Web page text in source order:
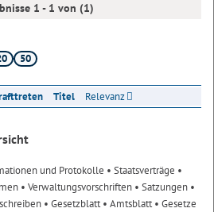
1 - 1 von (1)
50
Titel Relevanz
und Protokolle • Staatsverträge •
• Verwaltungsvorschriften • Satzungen •
• Gesetzblatt• Amtsblatt• Gesetze